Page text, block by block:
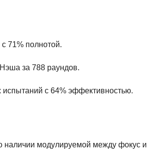
71% полнотой.
за 788 раундов.
с 64% эффективностью.
наличии модулируемой между фокус и